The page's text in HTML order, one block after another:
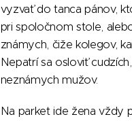
vyzvať do tanca pánov,
pri spoločnom stole,
známych, čiže kolegov,
Nepatrí sa osloviť cudzích,
neznámych mužov.
Na parket ide žena vždy